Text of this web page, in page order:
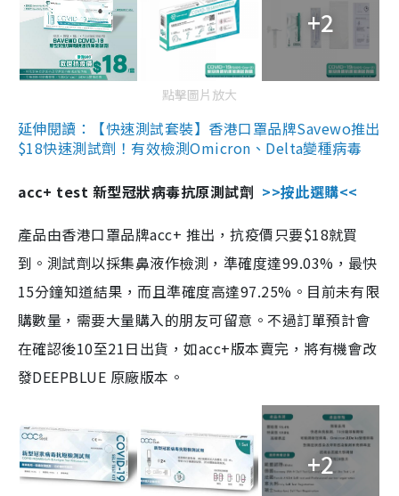
+2
點擊圖片放大
延伸閱讀：【快速測試套裝】香港口罩品牌Savewo推出
$18快速測試劑！有效檢測Omicron、Delta變種病毒
acc+ test 新型冠狀病毒抗原測試劑 >>按此選購<<
產品由香港口罩品牌acc+ 推出，抗疫價只要$18就買
到。測試劑以採集鼻液作檢測，準確度達99.03%，最快
15分鐘知道結果，而且準確度高達97.25%。目前未有限
購數量，需要大量購入的朋友可留意。不過訂單預計會
在確認後10至21日出貨，如acc+版本賣完，將有機會改
發DEEPBLUE 原廠版本。
+2